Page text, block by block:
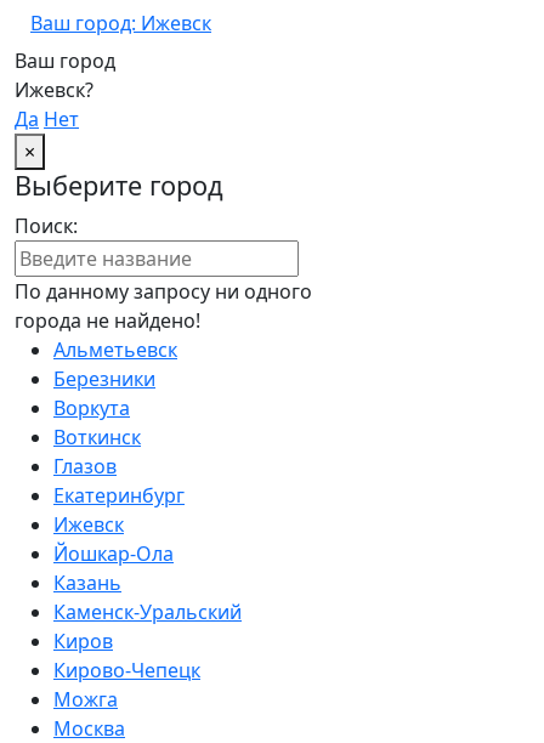
Ваш город: Ижевск
Ваш город
Ижевск?
Да Нет
×
Выберите город
Поиск:
По данному запросу ни одного
города не найдено!
Альметьевск
Березники
Воркута
Воткинск
Глазов
Екатеринбург
Ижевск
Йошкар-Ола
Казань
Каменск-Уральский
Киров
Кирово-Чепецк
Можга
Москва